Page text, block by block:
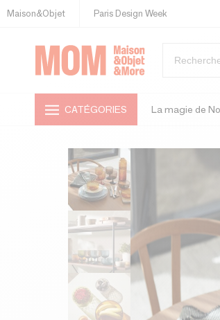
Maison&Objet Paris Design Week
CATÉGORIES La magie de